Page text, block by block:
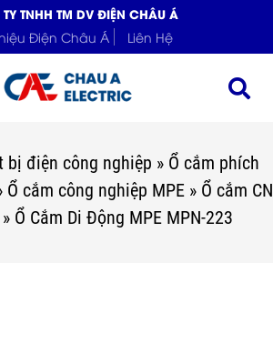
TNHH TM DV ĐIỆN CHÂU Á
Điện Châu Á
Liên Hệ
bị điện công nghiệp » Ổ cắm phích
Ổ cắm công nghiệp MPE» Ổ cắm CN
» Ổ Cắm Di Động MPE MPN-223